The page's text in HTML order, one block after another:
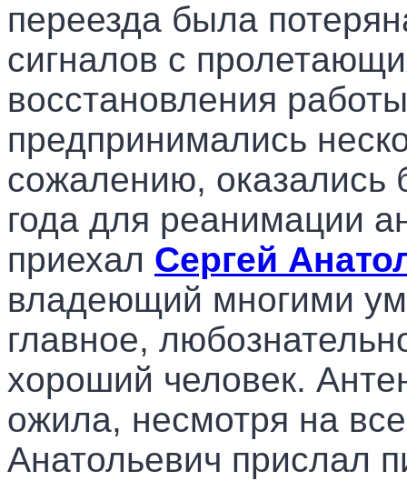
переезда была
сигналов с
восстановления
предпринимались
сожалению,
года для реанимации
приехал Сергей
владеющий многими
главное,
хороший человек.
ожила, несмотря на
Анатольевич прислал